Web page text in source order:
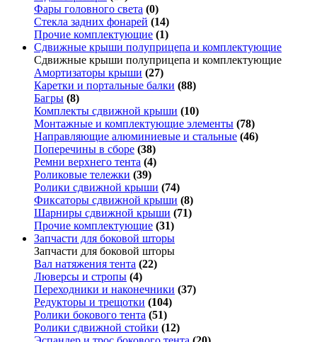
Фары головного света (0)
Стекла задних фонарей (14)
Прочие комплектующие (1)
Сдвижные крыши полуприцепа и комплектующие
Сдвижные крыши полуприцепа и комплектующие
Амортизаторы крыши (27)
Каретки и портальные балки (88)
Багры (8)
Комплекты сдвижной крыши (10)
Монтажные и комплектующие элементы (78)
Направляющие алюминиевые и стальные (46)
Поперечины в сборе (38)
Ремни верхнего тента (4)
Роликовые тележки (39)
Ролики сдвижной крыши (74)
Фиксаторы сдвижной крыши (8)
Шарниры сдвижной крыши (71)
Прочие комплектующие (31)
Запчасти для боковой шторы
Запчасти для боковой шторы
Вал натяжения тента (22)
Люверсы и стропы (4)
Переходники и наконечники (37)
Редукторы и трещотки (104)
Ролики бокового тента (51)
Ролики сдвижной стойки (12)